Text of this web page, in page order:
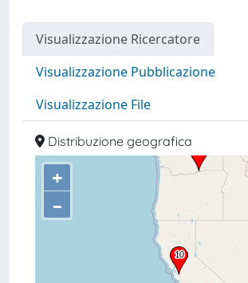
Visualizzazione Ricercatore
Visualizzazione Pubblicazione
Visualizzazione File
Distribuzione geografica
+
–